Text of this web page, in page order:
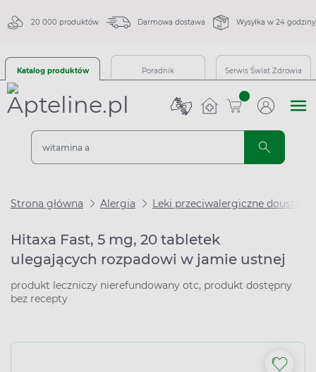
20 000 produktów Darmowa dostawa Wysyłka w 24 godziny
Katalog produktów Poradnik Serwis Świat Zdrowia
sztuk
Strona główna Alergia Leki przeciwalergiczne doustne
Hitaxa Fast, 5 mg, 20 tabletek
ulegających rozpadowi w jamie ustnej
produkt leczniczy nierefundowany otc, produkt dostępny
bez recepty